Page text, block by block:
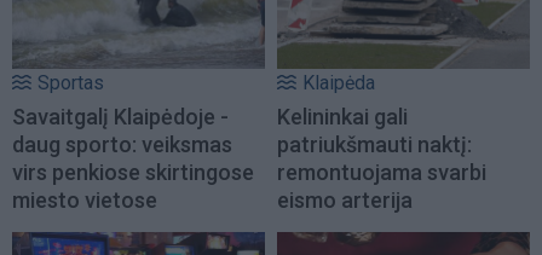
Sportas
Savaitgalį Klaipėdoje -
daug sporto: veiksmas
virs penkiose skirtingose
miesto vietose
Klaipėda
Kelininkai gali
patriukšmauti naktį:
remontuojama svarbi
eismo arterija